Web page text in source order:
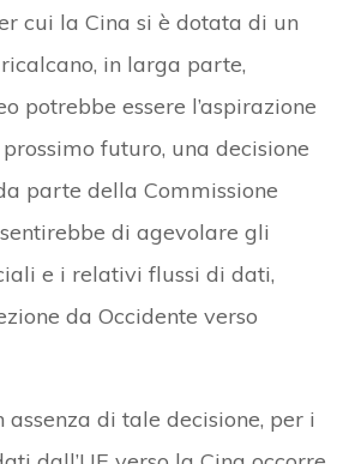
cui la Cina si è dotata di un
in larga parte,
potrebbe essere l’aspirazione
futuro, una decisione
parte della Commissione
di agevolare gli
e i relativi flussi di dati,
da Occidente verso
assenza di tale decisione, per i